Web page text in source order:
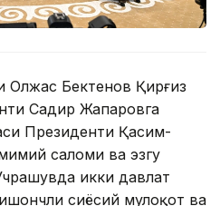
Олжас Бектенов Қирғиз
Садир Жапаровга
Президенти Қасим-
саломи ва эзгу
икки давлат
сиёсий мулоқот ва